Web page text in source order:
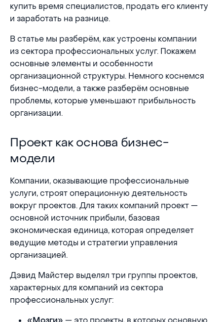
купить время специалистов, продать его клиенту
и заработать на разнице.
В статье мы разберём, как устроены компании
из сектора профессиональных услуг. Покажем
основные элементы и особенности
организационной структуры. Немного коснемся
бизнес-модели, а также разберём основные
проблемы, которые уменьшают прибыльность
организации.
Проект как основа бизнес-модели
Проект как основа бизнес-
модели
Компании, оказывающие профессиональные
услуги, строят операционную деятельность
вокруг проектов. Для таких компаний проект —
основной источник прибыли, базовая
экономическая единица, которая определяет
ведущие методы и стратегии управления
организацией.
Дэвид Майстер выделял три группы проектов,
характерных для компаний из сектора
профессиональных услуг: